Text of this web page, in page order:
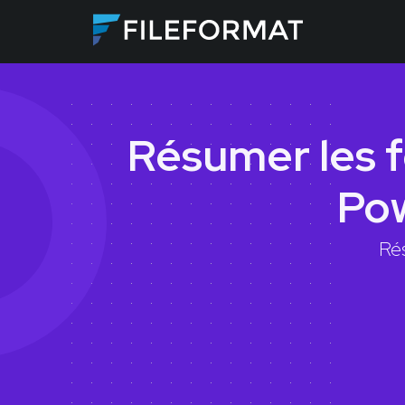
Résumer